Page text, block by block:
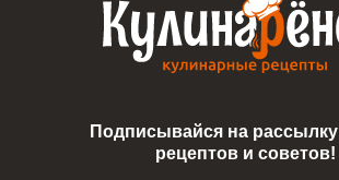
Подписывайся на
рецептов и советов!